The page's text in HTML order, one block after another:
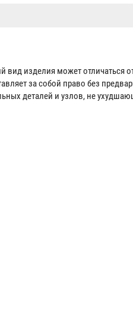
изделия может отличаться
за собой право без
деталей и узлов, не